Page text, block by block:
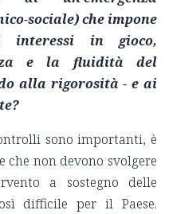
sociale) che impone
in gioco,
e la fluidità del
alla rigorosità - e ai
sono importanti, è
che non devono svolgere
a sostegno delle
difficile per il Paese.